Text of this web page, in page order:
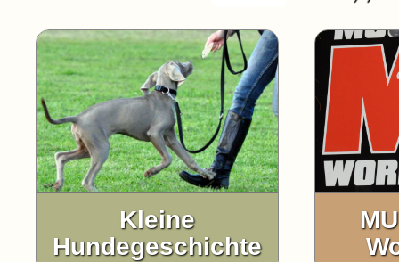
Kleine
Hundegeschichte